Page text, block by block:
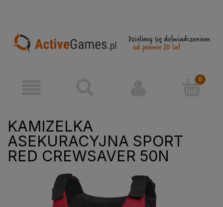
KAMIZELKA
ASEKURACYJNA SPORT
RED CREWSAVER 50N